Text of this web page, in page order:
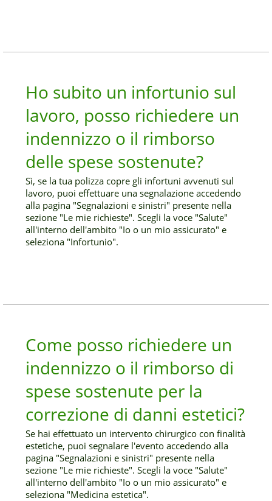
Ho subito un infortunio sul
lavoro, posso richiedere un
indennizzo o il rimborso
delle spese sostenute?
Sì, se la tua polizza copre gli infortuni avvenuti sul
lavoro, puoi effettuare una segnalazione accedendo
alla pagina "Segnalazioni e sinistri" presente nella
sezione "Le mie richieste". Scegli la voce "Salute"
all'interno dell'ambito "Io o un mio assicurato" e
seleziona "Infortunio".
Come posso richiedere un
indennizzo o il rimborso di
spese sostenute per la
correzione di danni estetici?
Se hai effettuato un intervento chirurgico con finalità
estetiche, puoi segnalare l'evento accedendo alla
pagina "Segnalazioni e sinistri" presente nella
sezione "Le mie richieste". Scegli la voce "Salute"
all'interno dell'ambito "Io o un mio assicurato" e
seleziona "Medicina estetica".